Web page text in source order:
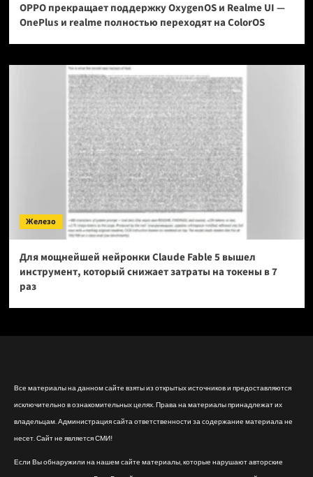
OPPO прекращает поддержку OxygenOS и Realme UI —
OnePlus и realme полностью переходят на ColorOS
Железо
Для мощнейшей нейронки Claude Fable 5 вышел
инструмент, который снижает затраты на токены в 7
раз
Все материалы на данном сайте взяты из открытых источников и предоставляются
исключительно в ознакомительных целях. Права на материалы принадлежат их
владельцам. Администрация сайта ответственности за содержание материала не
несет. Сайт не является СМИ!
Если Вы обнаружили на нашем сайте материалы, которые нарушают авторские